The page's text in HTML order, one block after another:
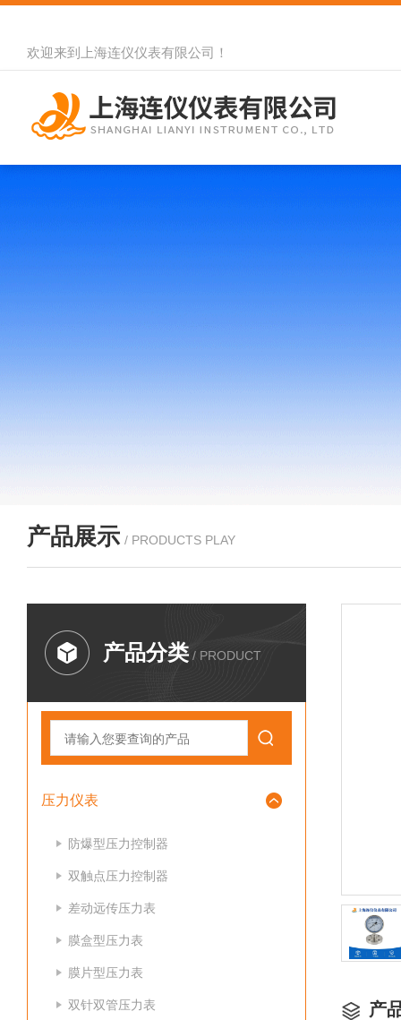
欢迎来到 上海连仪仪表有限公司 ！
产品展示 / PRODUCTS PLAY
产品分类 / PRODUCT
压力仪表
防爆型压力控制器
双触点压力控制器
差动远传压力表
膜盒型压力表
膜片型压力表
双针双管压力表 产